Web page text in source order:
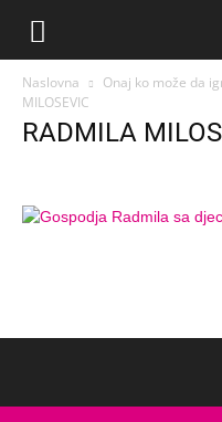
Naslovna Onaj ko može da
MILOSEVIC
RADMILA